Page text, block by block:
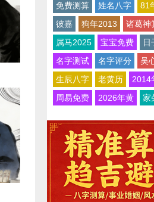
免费测算
姓名八字
81
彼嘉
狗年2013 诸葛神
属马2025
宝宝免费
日
名字测试
名字评分
吴
生辰八字
老黄历
2014
周易免费
2026年黄 家